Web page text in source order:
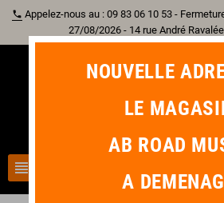
phone Appelez-nous au : 09 83 06 10 53 -
27/08/2026 - 14 rue André
view_headline
NOUVELLE
LE
AB ROAD
A